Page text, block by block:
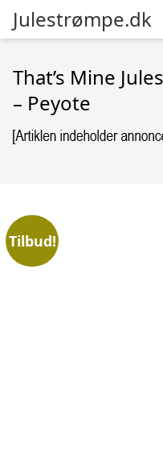
Julestrømpe.dk
That’s Mine
– Peyote
Tilbud!